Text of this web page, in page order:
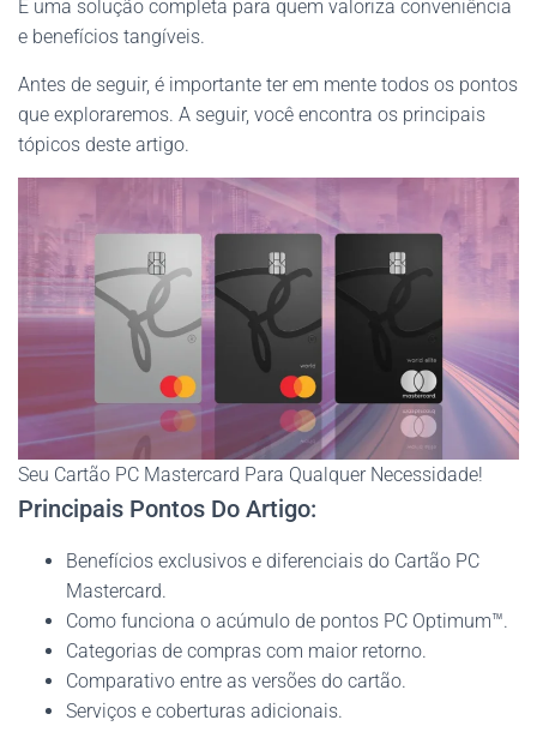
É uma solução completa para quem valoriza conveniência
e benefícios tangíveis.
Antes de seguir, é importante ter em mente todos os pontos
que exploraremos. A seguir, você encontra os principais
tópicos deste artigo.
Seu Cartão PC Mastercard Para Qualquer Necessidade!
Principais Pontos Do Artigo:
Benefícios exclusivos e diferenciais do Cartão PC
Mastercard.
Como funciona o acúmulo de pontos PC Optimum™.
Categorias de compras com maior retorno.
Comparativo entre as versões do cartão.
Serviços e coberturas adicionais.